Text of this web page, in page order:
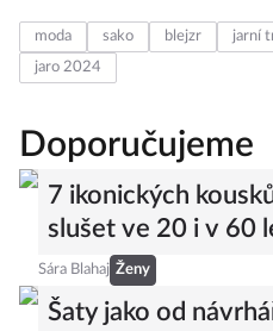
moda sako blejzr jarní
jaro 2024
Doporučujeme
7 ikonických
Ženy